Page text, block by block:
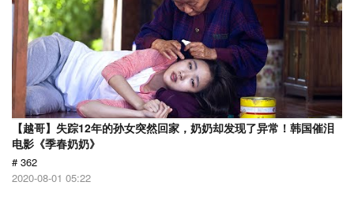
【越哥】失踪12年的孙女突然回家，奶奶却发现了异常！韩国催泪
电影《季春奶奶》
# 362
2020-08-01 05:22